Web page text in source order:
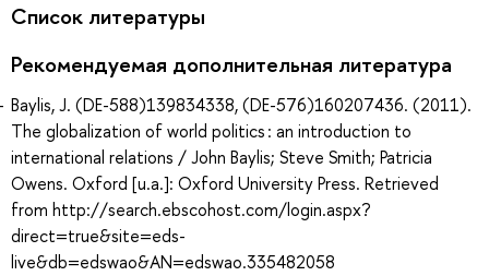
Список литературы
Рекомендуемая дополнительная литература
Baylis, J. (DE-588)139834338, (DE-576)160207436. (2011).
The globalization of world politics : an introduction to
international relations / John Baylis; Steve Smith; Patricia
Owens. Oxford [u.a.]: Oxford University Press. Retrieved
from http://search.ebscohost.com/login.aspx?
direct=true&site=eds-
live&db=edswao&AN=edswao.335482058